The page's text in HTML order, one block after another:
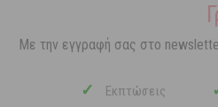
Με την εγγραφή σας στο
✓ Εκπτώσεις